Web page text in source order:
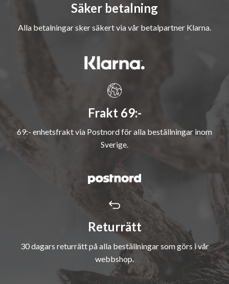
Säker betalning
Alla betalningar sker säkert via vår betalpartner Klarna.
Frakt 69:-
69:- enhetsfrakt via Postnord för alla beställningar inom
Sverige.
Returrätt
30 dagars returrätt på alla beställningar som görs i vår
webbshop.